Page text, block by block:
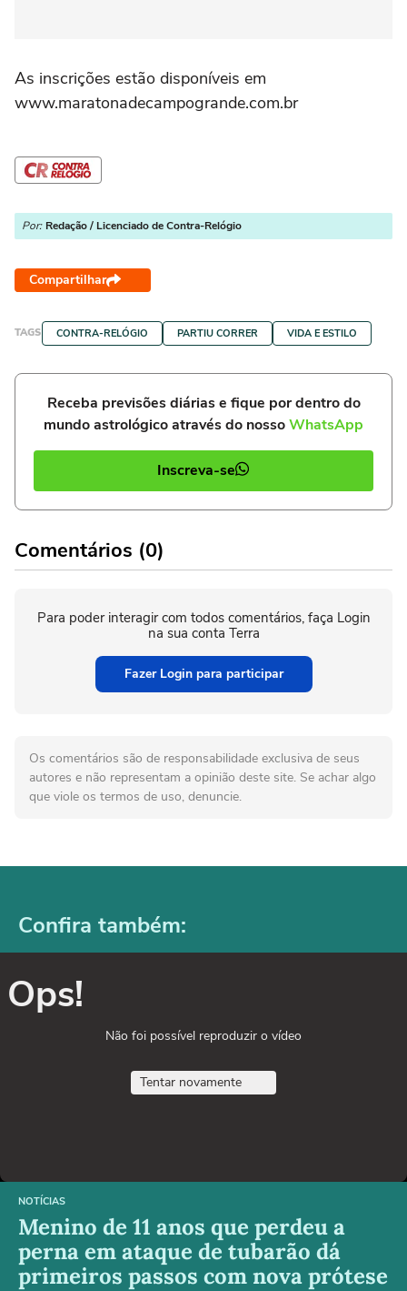
As inscrições estão disponíveis em
www.maratonadecampogrande.com.br
Por: Redação / Licenciado de Contra-Relógio
Compartilhar
TAGS CONTRA-RELÓGIO PARTIU CORRER VIDA E ESTILO
Receba previsões diárias e fique por dentro do
mundo astrológico através do nossoWhatsApp
Inscreva-se
Comentários (0)
Para poder interagir com todos comentários, faça Login
na sua conta Terra
Fazer Login para participar
Os comentários são de responsabilidade exclusiva de seus
autores e não representam a opinião deste site. Se achar algo
que viole os termos de uso, denuncie.
Confira também:
Ops!
Não foi possível reproduzir o vídeo
Tentar novamente
NOTÍCIAS
Menino de 11 anos que perdeu a
perna em ataque de tubarão dá
primeiros passos com nova prótese